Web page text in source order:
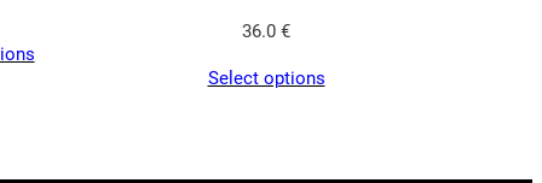
36.0 €
Select options